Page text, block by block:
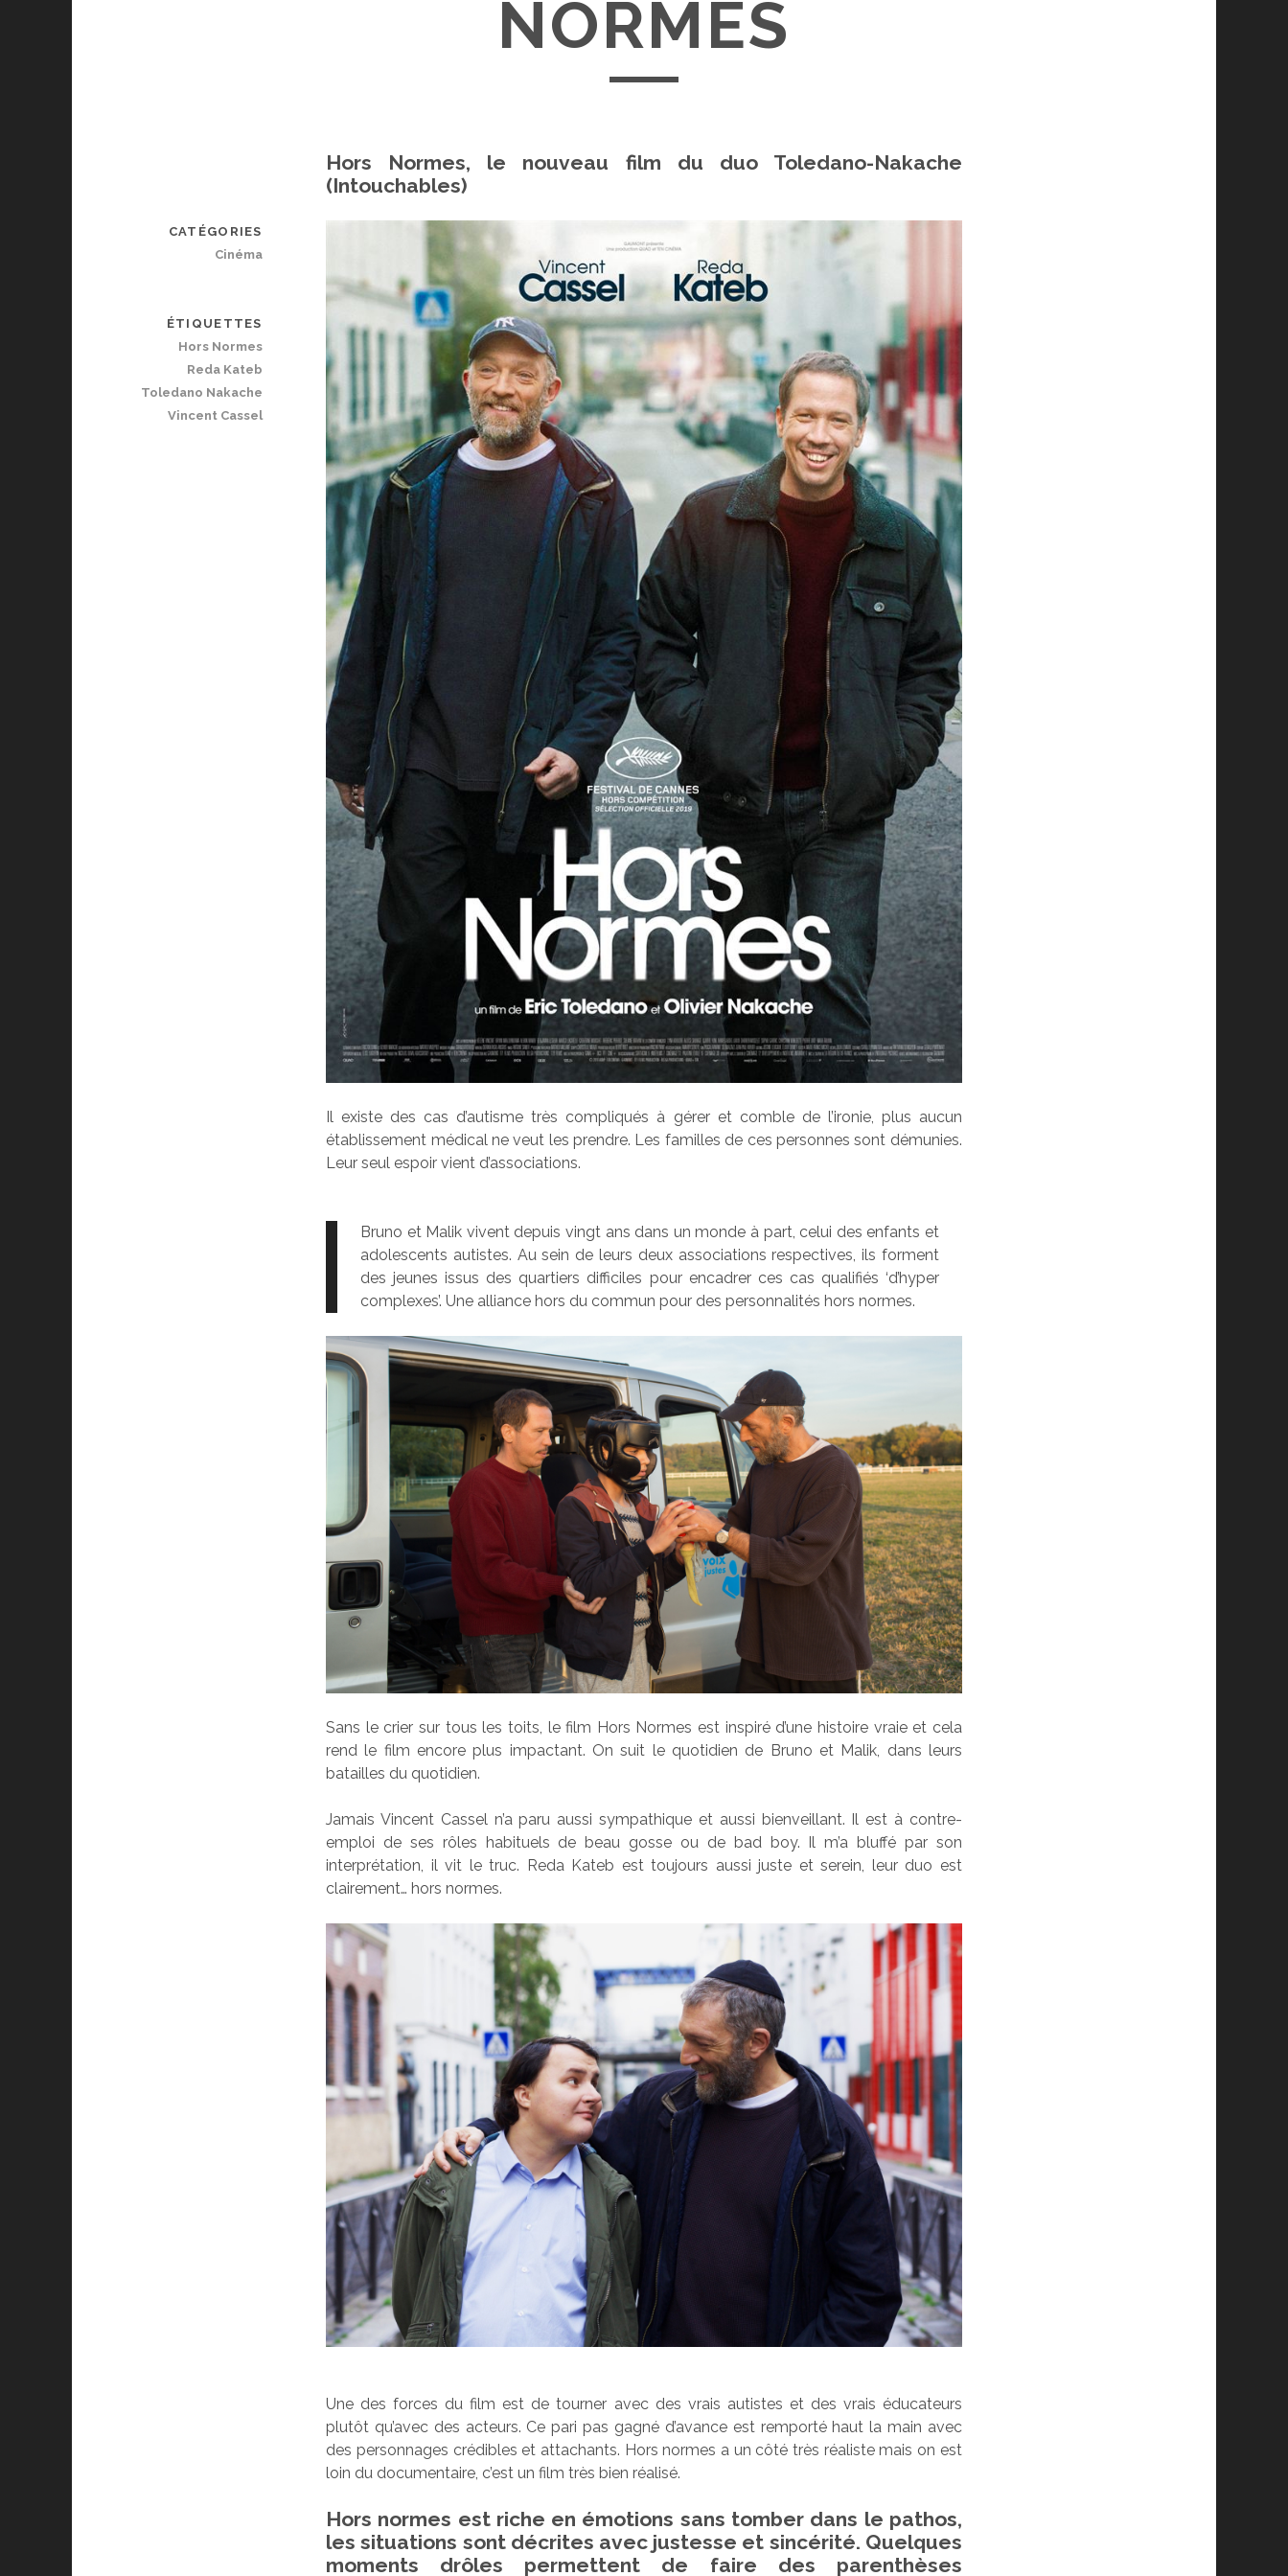
NORMES
Hors Normes, le nouveau film du duo Toledano-Nakache
(Intouchables)
Il existe des cas d’autisme très compliqués à gérer et comble de l’ironie, plus aucun
établissement médical ne veut les prendre. Les familles de ces personnes sont démunies.
Leur seul espoir vient d’associations.
Bruno et Malik vivent depuis vingt ans dans un monde à part, celui des enfants et
adolescents autistes. Au sein de leurs deux associations respectives, ils forment
des jeunes issus des quartiers difficiles pour encadrer ces cas qualifiés ‘d’hyper
complexes’. Une alliance hors du commun pour des personnalités hors normes.
Sans le crier sur tous les toits, le film Hors Normes est inspiré d’une histoire vraie et cela
rend le film encore plus impactant. On suit le quotidien de Bruno et Malik, dans leurs
batailles du quotidien.
Jamais Vincent Cassel n’a paru aussi sympathique et aussi bienveillant. Il est à contre-
emploi de ses rôles habituels de beau gosse ou de bad boy. Il m’a bluffé par son
interprétation, il vit le truc. Reda Kateb est toujours aussi juste et serein, leur duo est
clairement… hors normes.
Une des forces du film est de tourner avec des vrais autistes et des vrais éducateurs
plutôt qu’avec des acteurs. Ce pari pas gagné d’avance est remporté haut la main avec
des personnages crédibles et attachants. Hors normes a un côté très réaliste mais on est
loin du documentaire, c’est un film très bien réalisé.
Hors normes est riche en émotions sans tomber dans le pathos,
les situations sont décrites avec justesse et sincérité. Quelques
moments drôles permettent de faire des parenthèses
CATÉGORIES
Cinéma
ÉTIQUETTES
Hors Normes
Reda Kateb
Toledano Nakache
Vincent Cassel